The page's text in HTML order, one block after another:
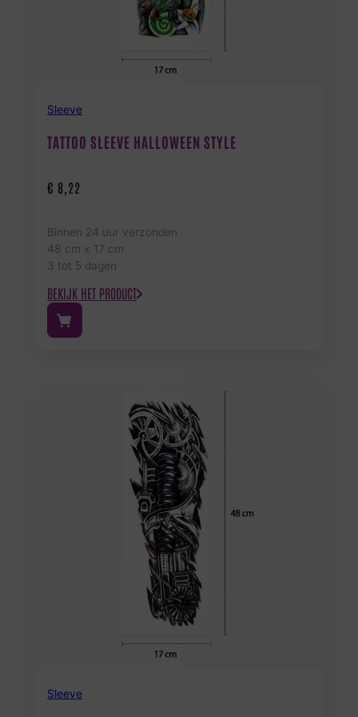
Sleeve
TATTOO SLEEVE HALLOWEEN STYLE
€ 8,22
Binnen 24 uur verzonden
48 cm x 17 cm
3 tot 5 dagen
BEKIJK HET PRODUCT
Sleeve